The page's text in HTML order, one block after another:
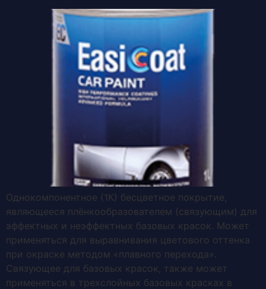
Однокомпонентное (1К) бесцветное покрытие,
являющееся плёнкообразователем (связующим) для
эффектных и неэффектных базовых красок. Может
применяться для выравнивания цветового оттенка
при окраске методом «плавного перехода».
Связующее для базовых красок, также может
применяться в трехслойных базовых красках в